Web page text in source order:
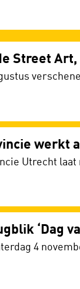
Street
werkt
Utrecht
‘Dag
4